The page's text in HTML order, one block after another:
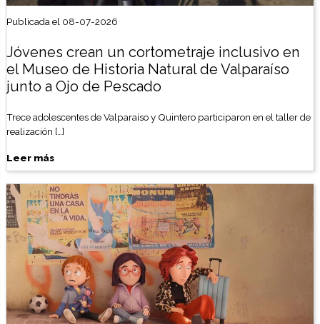
Publicada el 08-07-2026
Jóvenes crean un cortometraje inclusivo en
el Museo de Historia Natural de Valparaíso
junto a Ojo de Pescado
Trece adolescentes de Valparaíso y Quintero participaron en el taller de
realización […]
Leer más